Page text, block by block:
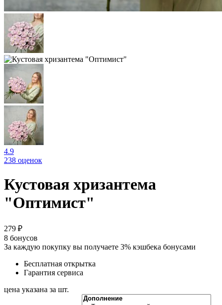
4.9
238 оценок
Кустовая хризантема
"Оптимист"
279 ₽
8 бонусов
За каждую покупку вы получаете 3% кэшбека бонусами
Бесплатная открытка
Гарантия сервиса
цена указана за шт.